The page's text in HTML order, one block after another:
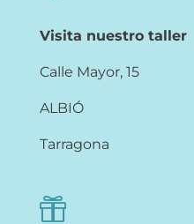
Visita nuestro taller
Calle Mayor, 15
ALBIÓ
Tarragona
